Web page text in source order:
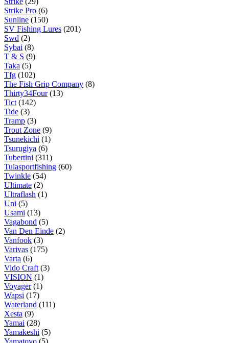
Strike Pro (6)
Sunline (150)
SV Fishing Lures (201)
Swd (2)
Sybai (8)
T & S (9)
Taka (5)
Tfg (102)
The Fish Grip Company (8)
Thirty34Four(13)
Tict (142)
Tide (3)
Tramp (3)
Trout Zone (9)
Tsunekichi (1)
Tsurugiya (6)
Tubertini (311)
Tulasportfishing (60)
Twinkle (54)
Ultimate (2)
Ultraflash (1)
Uni (5)
Usami (13)
Vagabond (5)
Van Den Einde (2)
Vanfook (3)
Varivas (175)
Varta (6)
Vido Craft (3)
VISION (1)
Voyager(1)
Wapsi (17)
Waterland (111)
Xesta (9)
Yamai (28)
Yamakeshi (5)
Yamatoyo (5)